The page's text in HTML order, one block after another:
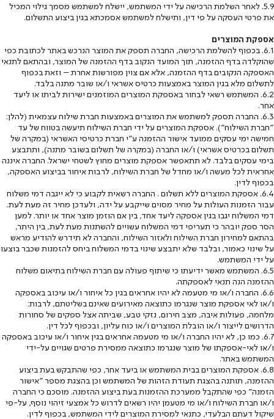
5.9. לאחר השלמת הרכישה על ידי המשתמש, יישלח למשתמש מסמך גילוי המכיל
את פרטי העסקה על פי דין, ותישלח למשתמש אסמכתא בגין ביצוע התשלום.
אספקת המוצרים
6.1. בכפוף להשלמת הרכישה, החברה תספק את המוצר הנרכש באתר לכתובת כפי
שהוקלדה בדף ההזמנה, תוך המועד הנקוב בדף ההזמנה של המוצר, ובהתאם לתנאי
האספקה הנקובים בדף ההזמנה, אלא אם צוין מפורשות אחרת – וזאת בכפוף
לתשלום מלא בגין המוצר באמצעות כרטיס אשראי ו/או שובר מתנה בלבד.
6.2. המשתמש רשאי לבחור באספקת המוצרים המוזמנים ישירות לביתו או ליעד
אחר.
6.3. החברה תספק למשתמש את המוצרים באמצעות חברת שילוח עצמאית (להלן:
"חברת השילוח"). אספקת המוצרים על ידי חברת השילוח תיעשה בטווח של עד
חמישה ימי עסקים ממועד אישור ההזמנה ע"י חברת כרטיסי האשראי (במקרה של
תשלום בכרטיס אשראי) ו/או החברה (במקרה של תשלום בשובר מתנה), ותתבצע
בימי עסקים בלבד. לא תתאפשר אספקת מוצרים מחוץ לשטחי ישראל. החברה איננה
אחראית לכל מעשה ו/או מחדל של חברת השילוח, לרבות איחור בביצוע האספקה,
בכפוף לדין.
6.4. אספקת המוצרים ללא תשלום . החברה רשאית לקבוע כי לא ייגבה דמי משלוח
עבור הזמנות העולות על מחיר מסוים שייקבע על ידה, ולעדכן מחיר זה מעת לעת.
דמי המשלוח יגבו בגין אספקה ליעד אחד, בין אם הוזמן מוצר אחד או יותר. למען
הסר ספק יובהר כי תעריפי דמי המשלוח עשויים להשתנות מעת לעת, בין היתר,
בהתאם למחירון חברת השילוח ולאזור השילוח, והחברה לא תידרש להודיע מראש
על שינוי כאמור, ובלבד שלא יתבצע שינוי בדמי המשלוח ביחס להזמנות שכבר בוצעו
על ידי המשתמש.
6.5. המשתמש מאשר ידיעתו כי שיתוף פעולה עם חברת השילוח בתיאום משלוח
ההזמנה הנה תנאי לאספקתה.
6.6. החברה ו/או מי מטעמה לא יהיו אחראים בגין כל איחור ו/או עיכוב באספקה
ו/או לאי אספקת מוצר שנגרמו כתוצאה מאירועים שאינם בשליטתם, לרבות:
מלחמה, פעולות איבה, מצב חירום, נזקי טבע, שביתה אצל ספקים של סחורות
הדרושים לייצור ו/או הובלת המוצרים ו/או כוח עליון, ובכפוף לכל דין.
6.7. כמו כן, לא יהיו החברה ו/או מי מטעמה אחראים בגין איחור ו/או עיכוב באספקה
ו/או לאי-אספקתו של מוצר שנגרמו כתוצאה ממסירת פרטים שגויים על-ידי
המשתמש באתר.
6.8. אספקת המוצרים בבית המשתמש או ביעד אחר, כפי שהתבקש בעת ביצוע
ההזמנה, תותנה בהצגת תעודת הזהות של המשתמש וכן בהצגת מספר "אישור
הזמנה" כפי שהתקבל ממערכת ההזמנות בעת ביצוע ההזמנה. מוסכם כי החברה
ו/או חברת השילוח ו/או מי מטעמן יהיו רשאים לדרוש כל אמצעי זיהוי נוסף, על-פי
שיקול דעתם הבלעדי, כתנאי למסירת המוצרים לידי המשתמש, בכפוף לדין.